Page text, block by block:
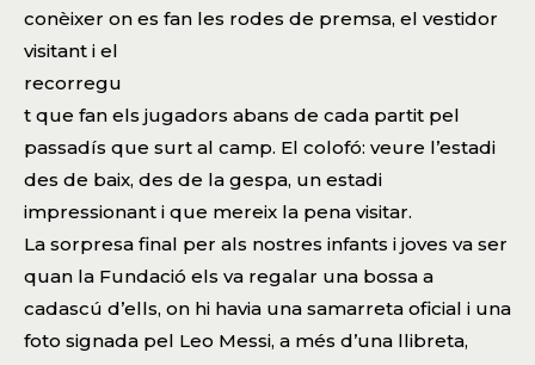
conèixer on es fan les rodes de premsa, el vestidor
visitant i el
recorregu
t que fan els jugadors abans de cada partit pel
passadís que surt al camp. El colofó: veure l’estadi
des de baix, des de la gespa, un estadi
impressionant i que mereix la pena visitar.
La sorpresa final per als nostres infants i joves va ser
quan la Fundació els va regalar una bossa a
cadascú d’ells, on hi havia una samarreta oficial i una
foto signada pel Leo Messi, a més d’una llibreta,